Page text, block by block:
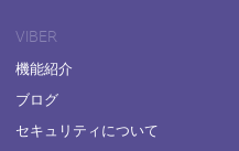
VIBER
機能紹介
ブログ
セキュリティについて